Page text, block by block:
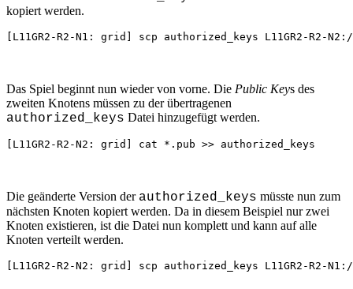
kopiert werden.
[L11GR2-R2-N1: grid] scp authorized_keys L11GR2-R2-
Das Spiel beginnt nun wieder von vorne. Die Public Keys des
zweiten Knotens müssen zu der übertragenen
authorized_keys Datei hinzugefügt werden.
[L11GR2-R2-N2: grid] cat *.pub >> authorized_keys
Die geänderte Version der authorized_keys müsste nun zum
nächsten Knoten kopiert werden. Da in diesem Beispiel nur zwei
Knoten existieren, ist die Datei nun komplett und kann auf alle
Knoten verteilt werden.
[L11GR2-R2-N2: grid] scp authorized_keys L11GR2-R2-